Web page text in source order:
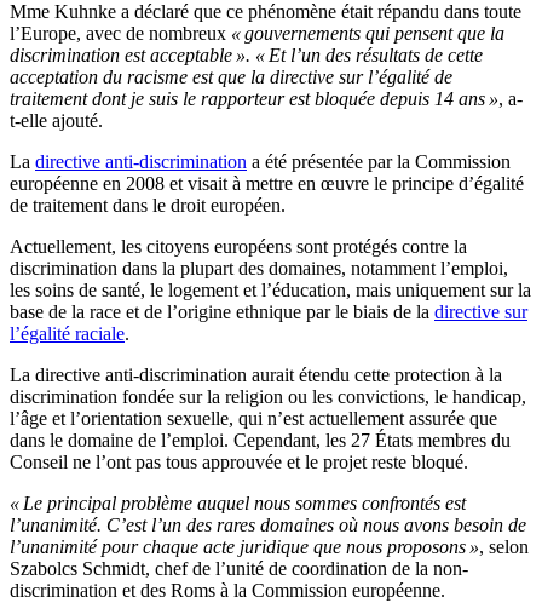
Mme Kuhnke a déclaré que ce phénomène était répandu dans toute
l’Europe, avec de nombreux « gouvernements qui pensent que la
discrimination est acceptable ». « Et l’un des résultats de cette
acceptation du racisme est que la directive sur l’égalité de
traitement dont je suis le rapporteur est bloquée depuis 14 ans », a-
t-elle ajouté.
La directive anti-discrimination a été présentée par la Commission
européenne en 2008 et visait à mettre en œuvre le principe d’égalité
de traitement dans le droit européen.
Actuellement, les citoyens européens sont protégés contre la
discrimination dans la plupart des domaines, notamment l’emploi,
les soins de santé, le logement et l’éducation, mais uniquement sur la
base de la race et de l’origine ethnique par le biais de la directive sur
l’égalité raciale.
La directive anti-discrimination aurait étendu cette protection à la
discrimination fondée sur la religion ou les convictions, le handicap,
l’âge et l’orientation sexuelle, qui n’est actuellement assurée que
dans le domaine de l’emploi. Cependant, les 27 États membres du
Conseil ne l’ont pas tous approuvée et le projet reste bloqué.
« Le principal problème auquel nous sommes confrontés est
l’unanimité. C’est l’un des rares domaines où nous avons besoin de
l’unanimité pour chaque acte juridique que nous proposons », selon
Szabolcs Schmidt, chef de l’unité de coordination de la non-
discrimination et des Roms à la Commission européenne.